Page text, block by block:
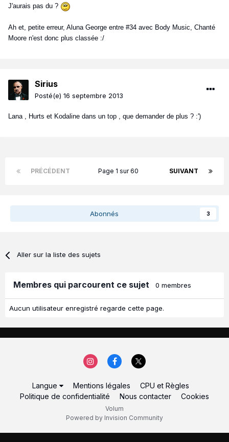
J'aurais pas du ?
Ah et, petite erreur, Aluna George entre #34 avec Body Music, Chanté
Moore n'est donc plus classée :/
Sirius
Posté(e) 16 septembre 2013
Lana , Hurts et Kodaline dans un top , que demander de plus ? :')
PRÉCÉDENT SUIVANT
Page 1 sur 60
Abonnés 3
Aller sur la liste des sujets
Membres qui parcourent ce sujet 0 membres
Aucun utilisateur enregistré regarde cette page.
Langue Mentions légales
CPU et Règles
Politique de confidentialité
Nous contacter Cookies
Volum
Powered by Invision Community